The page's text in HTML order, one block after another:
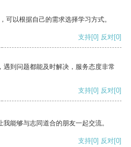
可以根据自己的需求选择学习方式。
支持[0] 反对[0]
遇到问题都能及时解决，服务态度非常
支持[0] 反对[0]
能够与志同道合的朋友一起交流。
支持[0] 反对[0]